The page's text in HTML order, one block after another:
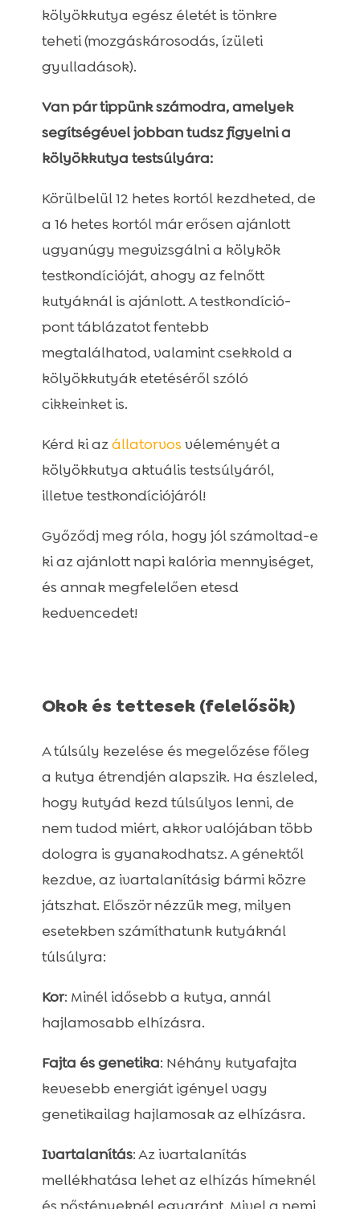
kölyökkutya egész életét is tönkre
teheti (mozgáskárosodás, ízületi
gyulladások).
Van pár tippünk számodra, amelyek
segítségével jobban tudsz figyelni a
kölyökkutya testsúlyára:
Körülbelül 12 hetes kortól kezdheted, de
a 16 hetes kortól már erősen ajánlott
ugyanúgy megvizsgálni a kölykök
testkondícióját, ahogy az felnőtt
kutyáknál is ajánlott. A testkondíció-
pont táblázatot fentebb
megtalálhatod, valamint csekkold a
kölyökkutyák etetéséről szóló
cikkeinket is.
Kérd ki azállatorvos véleményét a
kölyökkutya aktuális testsúlyáról,
illetve testkondíciójáról!
Győződj meg róla, hogy jól számoltad-e
ki az ajánlott napi kalória mennyiséget,
és annak megfelelően etesd
kedvencedet!
Okok és tettesek (felelősök)
A túlsúly kezelése és megelőzése főleg
a kutya étrendjén alapszik. Ha észleled,
hogy kutyád kezd túlsúlyos lenni, de
nem tudod miért, akkor valójában több
dologra is gyanakodhatsz. A génektől
kezdve, az ivartalanításig bármi közre
játszhat. Először nézzük meg, milyen
esetekben számíthatunk kutyáknál
túlsúlyra:
Kor: Minél idősebb a kutya, annál
hajlamosabb elhízásra.
Fajta és genetika: Néhány kutyafajta
kevesebb energiát igényel vagy
genetikailag hajlamosak az elhízásra.
Ivartalanítás: Az ivartalanítás
mellékhatása lehet az elhízás hímeknél